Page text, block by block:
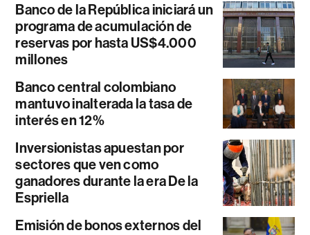
Banco de la República iniciará un
programa de acumulación de
reservas por hasta US$4.000
millones
Banco central colombiano
mantuvo inalterada la tasa de
interés en 12%
Inversionistas apuestan por
sectores que ven como
ganadores durante la era De la
Espriella
Emisión de bonos externos del